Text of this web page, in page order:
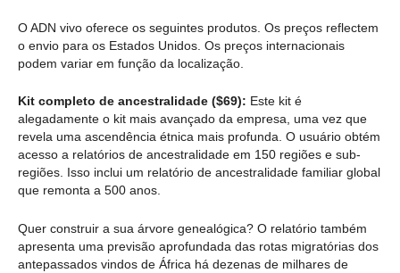
O ADN vivo oferece os seguintes produtos. Os preços reflectem
o envio para os Estados Unidos. Os preços internacionais
podem variar em função da localização.
Kit completo de ancestralidade ($69): Este kit é
alegadamente o kit mais avançado da empresa, uma vez que
revela uma ascendência étnica mais profunda. O usuário obtém
acesso a relatórios de ancestralidade em 150 regiões e sub-
regiões. Isso inclui um relatório de ancestralidade familiar global
que remonta a 500 anos.
Quer construir a sua árvore genealógica? O relatório também
apresenta uma previsão aprofundada das rotas migratórias dos
antepassados vindos de África há dezenas de milhares de